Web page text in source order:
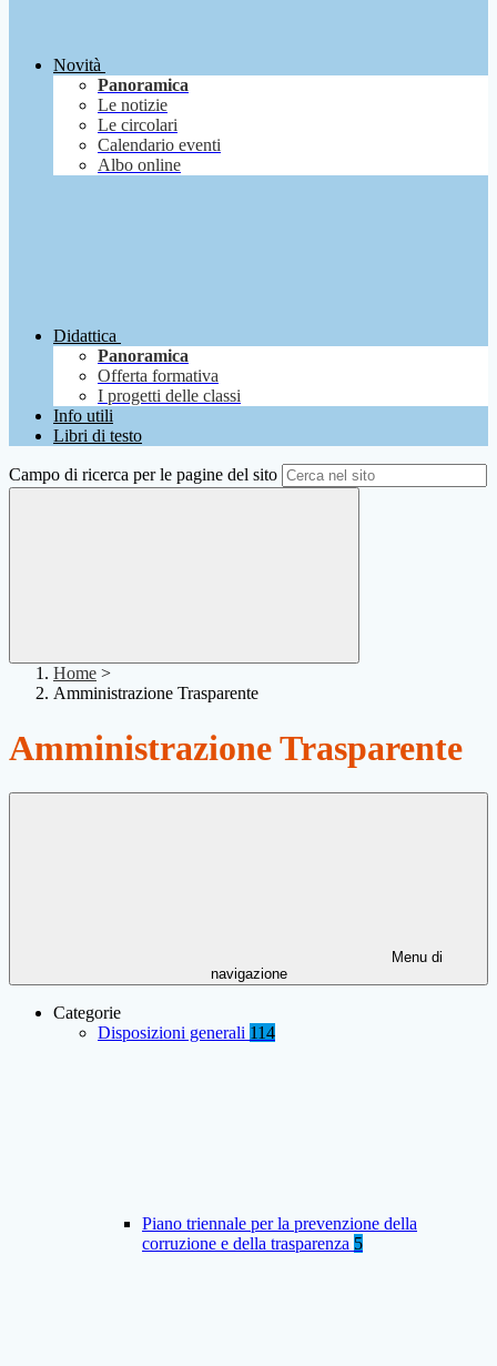
Novità
Panoramica
Le notizie
Le circolari
Calendario eventi
Albo online
Didattica
Panoramica
Offerta formativa
I progetti delle classi
Info utili
Libri di testo
Campo di ricerca per le pagine del sito
Home >
Amministrazione Trasparente
Amministrazione Trasparente
Menu di
navigazione
Categorie
Disposizioni generali 114
Piano triennale per la prevenzione della
corruzione e della trasparenza 5